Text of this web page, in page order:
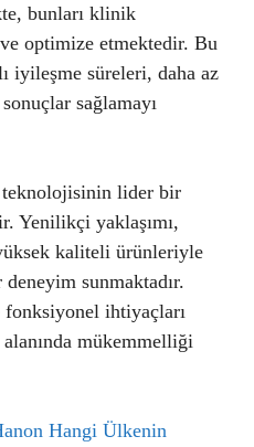
bunları klinik
optimize etmektedir. Bu
iyileşme süreleri, daha az
sağlamayı
lider bir
Yenilikçi yaklaşımı,
kaliteli ürünleriyle
sunmaktadır.
ihtiyaçları
mükemmelliği
Hangi Ülkenin